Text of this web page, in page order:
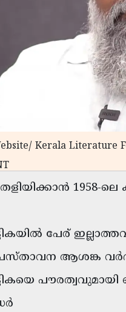
Kerala Literature
പേര്
ആശങ്ക
പൗരത്വവുമായി